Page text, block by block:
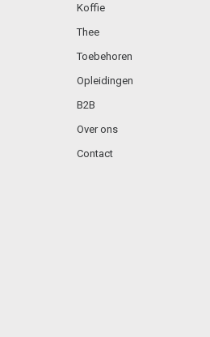
Koffie
Thee
Toebehoren
Opleidingen
B2B
Over ons
Contact